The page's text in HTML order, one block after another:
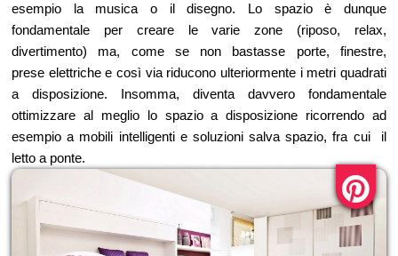
esempio la musica o il disegno. Lo spazio è dunque
fondamentale per creare le varie zone (riposo, relax,
divertimento) ma, come se non bastasse porte, finestre,
prese elettriche e così via riducono ulteriormente i metri quadrati
a disposizione. Insomma, diventa davvero fondamentale
ottimizzare al meglio lo spazio a disposizione ricorrendo ad
esempio a mobili intelligenti e soluzioni salva spazio, fra cui il
letto a ponte.